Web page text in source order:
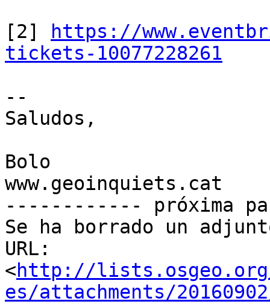
[2]
https://
tickets-10077228261
--
Saludos,
Bolo
www.geoinquiets.cat
------------ próxima
Se ha borrado un
URL:
<http://
es/attachments/